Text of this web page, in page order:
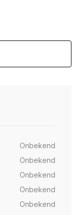
Onbekend
Onbekend
Onbekend
Onbekend
Onbekend